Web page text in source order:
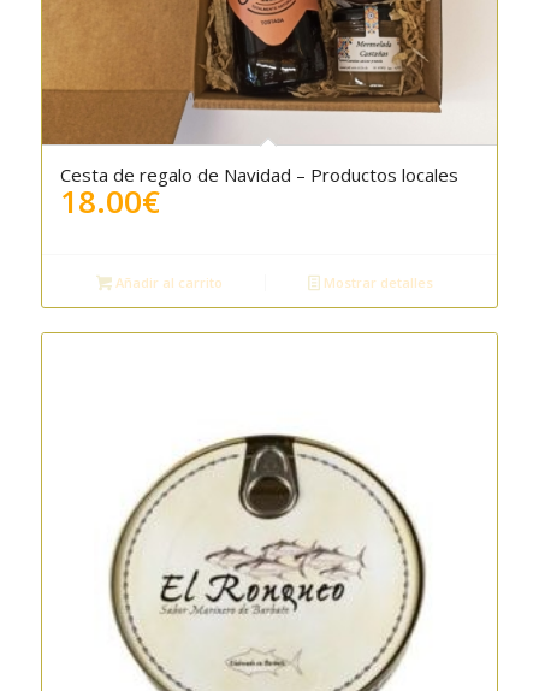
Cesta de regalo de Navidad – Productos locales
18.00€
Añadir al carrito Mostrar detalles